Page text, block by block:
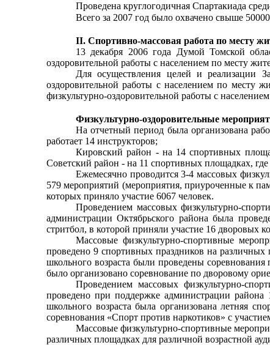
Проведена круглогодичная Спартакиада
Всего за 2007 год было охвачено свыше
II. Спортивно-массовая работа по месту
13 декабря 2006 года Думой Томской
оздоровительной работы с населением по месту
Для осуществления целей и реализации
оздоровительной работы с населением по месту
физкультурно-оздоровительной работы с
Физкультурно-оздоровительные
На отчетный период была организована
работает 14 инструкторов;
Кировский район - на 14 спортивных
Советский район - на 11 спортивных площадках, где
Ежемесячно проводится 3-4 массовых
579 мероприятий (мероприятия, приуроченные к
которых приняло участие 6067 человек.
Проведением массовых физкультурно-
администрации Октябрьского района была
стритбол, в которой приняли участие 16 дворовых
Массовые физкультурно-спортивные
проведено 9 спортивных праздников на различных
школьного возраста были проведены
было организовано соревнование по дворовому
Проведением массовых физкультурно-
проведено при поддержке администрации района
школьного возраста была организована летняя
соревнования «Спорт против наркотиков» с
Массовые физкультурно-спортивные
различных площадках для различной возрастной